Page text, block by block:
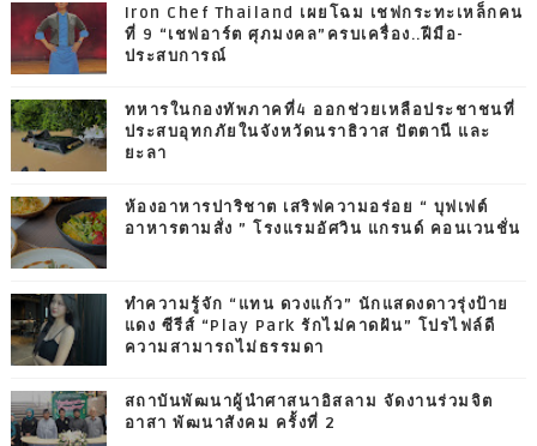
Iron Chef Thailand เผยโฉม เชฟกระทะเหล็กคน
ที่ 9 “เชฟอาร์ต ศุภมงคล”ครบเครื่อง..ฝีมือ-
ประสบการณ์
ทหารในกองทัพภาคที่4 ออกช่วยเหลือประชาชนที่
ประสบอุทกภัยในจังหวัดนราธิวาส ปัตตานี และ
ยะลา
ห้องอาหารปาริชาต เสริฟความอร่อย “ บุฟเฟต์
อาหารตามสั่ง ” โรงแรมอัศวิน แกรนด์ คอนเวนชั่น
ทำความรู้จัก “แทน ดวงแก้ว” นักแสดงดาวรุ่งป้าย
แดง ซีรีส์ “Play Park รักไม่คาดฝัน” โปรไฟล์ดี
ความสามารถไม่ธรรมดา
สถาบันพัฒนาผู้นำศาสนาอิสลาม จัดงานร่วมจิต
อาสา พัฒนาสังคม ครั้งที่ 2